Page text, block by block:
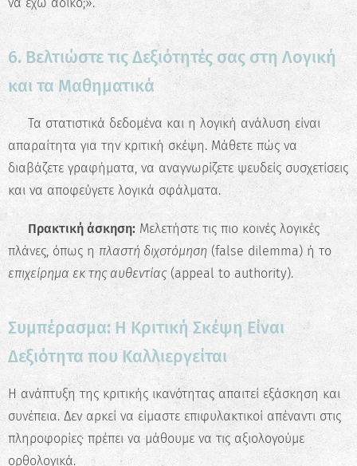
6. Βελτιώστε τις Δεξιότητές σας στη Λογική
και τα Μαθηματικά
📉 Τα στατιστικά δεδομένα και η λογική ανάλυση είναι
απαραίτητα για την κριτική σκέψη. Μάθετε πώς να
διαβάζετε γραφήματα, να αναγνωρίζετε ψευδείς συσχετίσεις
και να αποφεύγετε λογικά σφάλματα.
Πρακτική άσκηση: Μελετήστε τις πιο κοινές λογικές
πλάνες, όπως η πλαστή διχοτόμηση (false dilemma) ή το
επιχείρημα εκ της αυθεντίας(appeal to authority).
Συμπέρασμα: Η Κριτική Σκέψη Είναι
Δεξιότητα που Καλλιεργείται
Η ανάπτυξη της κριτικής ικανότητας απαιτεί εξάσκηση και
συνέπεια. Δεν αρκεί να είμαστε επιφυλακτικοί απέναντι στις
πληροφορίες· πρέπει να μάθουμε να τις αξιολογούμε
ορθολογικά.